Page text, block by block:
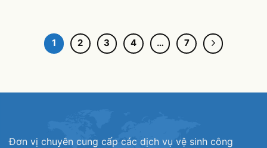
1 2 3 4 … 7
Đơn vị chuyên cung cấp các dịch vụ vệ sinh công